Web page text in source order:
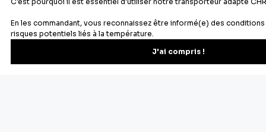
Newsletter
Recevez les recettes, astuces et offres spéciales.